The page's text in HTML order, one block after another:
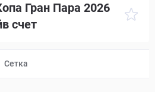
Гран Пара 2026
счет
Сетка